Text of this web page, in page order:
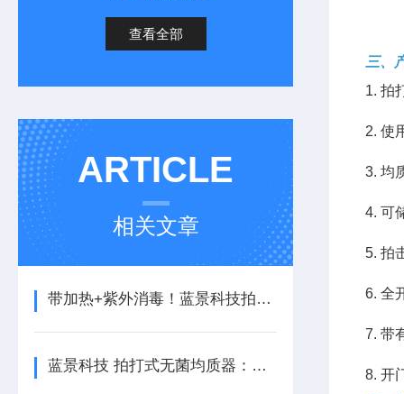
查看全部
ARTICLE
相关文章
​带加热+紫外消毒！蓝景科技拍打式均质器如何破解高脂高粘样品均质难题？
蓝景科技 拍打式无菌均质器：智慧实验室时代的“样本管家”
三、
1. 拍
2. 使
3. 均
4. 可
5. 拍
6. 全
7. 带
8. 开